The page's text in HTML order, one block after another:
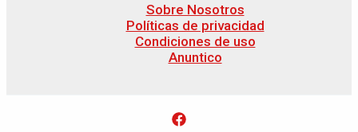
Sobre Nosotros
Políticas de privacidad
Condiciones de uso
Anuntico